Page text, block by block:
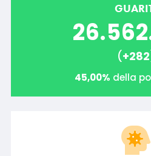
(+282
45,00% della